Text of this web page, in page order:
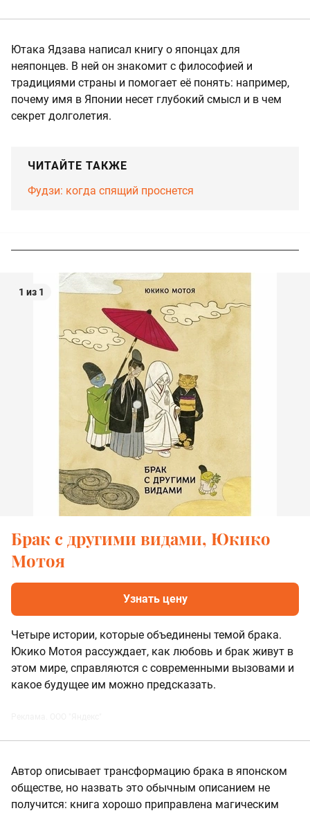
Ютака Ядзава написал книгу о японцах для
неяпонцев. В ней он знакомит с философией и
традициями страны и помогает её понять: например,
почему имя в Японии несет глубокий смысл и в чем
секрет долголетия.
ЧИТАЙТЕ ТАКЖЕ
Фудзи: когда спящий проснется
1 из 1
Брак с другими видами, Юкико
Мотоя
Узнать цену
Четыре истории, которые объединены темой брака.
Юкико Мотоя рассуждает, как любовь и брак живут в
этом мире, справляются с современными вызовами и
какое будущее им можно предсказать.
Автор описывает трансформацию брака в японском
обществе, но назвать это обычным описанием не
получится: книга хорошо приправлена магическим